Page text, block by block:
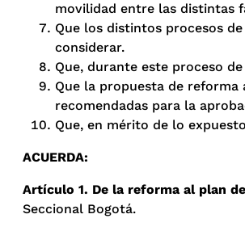
movilidad entre las distintas
Que los distintos procesos
considerar.
Que, durante este proceso
Que la propuesta de reforma
recomendadas para la
Que, en mérito de lo
ACUERDA:
Artículo 1. De la reforma al plan
Seccional Bogotá.